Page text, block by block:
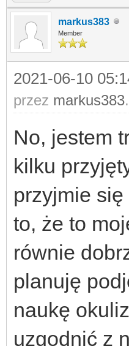
markus383
Member
2021-06-10
przez markus383
No, jestem
kilku
przyjmie
to, że to
równie
planuję
naukę
uzgodnić z